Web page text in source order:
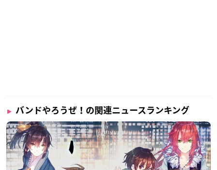
バンドやろうぜ！の関連ニュースランキング